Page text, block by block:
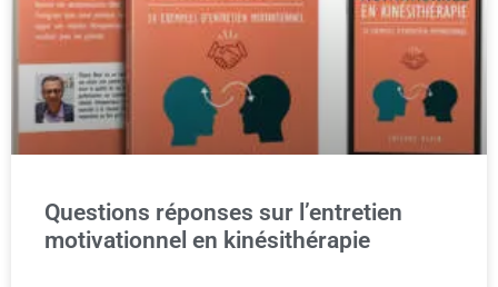
Questions réponses sur l’entretien
motivationnel en kinésithérapie